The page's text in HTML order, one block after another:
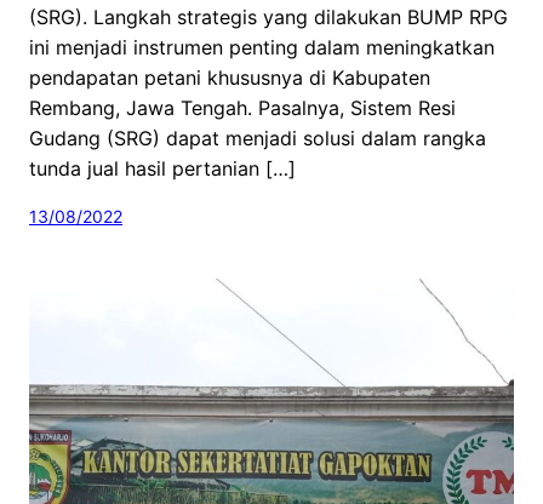
(SRG). Langkah strategis yang dilakukan BUMP RPG
ini menjadi instrumen penting dalam meningkatkan
pendapatan petani khususnya di Kabupaten
Rembang, Jawa Tengah. Pasalnya, Sistem Resi
Gudang (SRG) dapat menjadi solusi dalam rangka
tunda jual hasil pertanian […]
13/08/2022